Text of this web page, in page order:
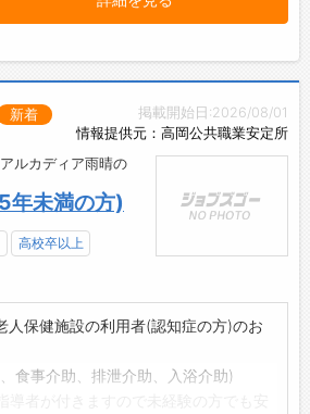
掲載開始日:2026/08/01
情報提供元：高岡公共職業安定所
新着
ルカディア雨晴の
年未満の方)
高校卒以上
人保健施設の利用者(認知症の方)のお
食事介助、排泄介助、入浴介助)